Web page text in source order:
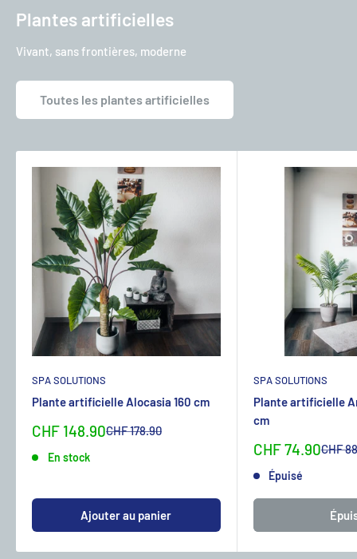
Plantes artificielles
Vivant, sans frontières, moderne
Toutes les plantes artificielles
SPA SOLUTIONS
Plante artificielle Alocasia 160 cm
Sonderpreis
CHF 148.90Normalpreis
CHF 178.90
En stock
Ajouter au panier
SPA SOLUTIONS
Plante artificielle
cm
Sonderpreis
CHF 74.90CHF
Épuisé